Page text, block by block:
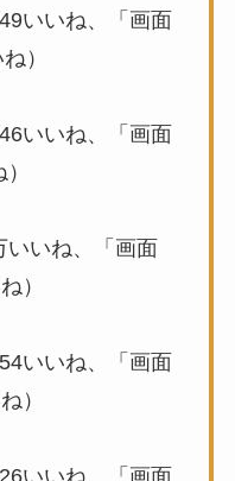
いいね、「画面
）
いいね、「画面
いいね、「画面
）
いいね、「画面
）